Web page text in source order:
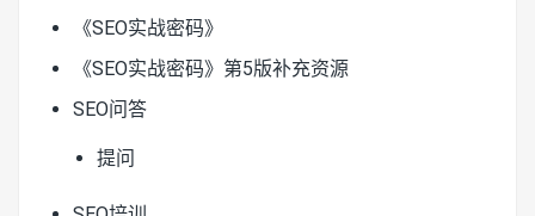
《SEO实战密码》
《SEO实战密码》第5版补充资源
SEO问答
提问